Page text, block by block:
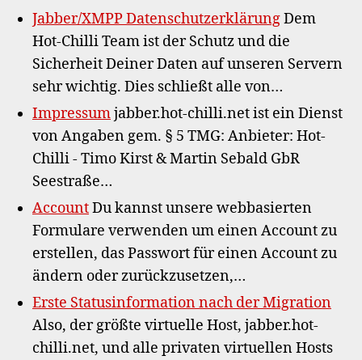
Jabber/XMPP DatenschutzerklärungDem
Hot-Chilli Team ist der Schutz und die
Sicherheit Deiner Daten auf unseren Servern
sehr wichtig. Dies schließt alle von…
Impressumjabber.hot-chilli.net ist ein Dienst
von Angaben gem. § 5 TMG: Anbieter: Hot-
Chilli - Timo Kirst & Martin Sebald GbR
Seestraße…
AccountDu kannst unsere webbasierten
Formulare verwenden um einen Account zu
erstellen, das Passwort für einen Account zu
ändern oder zurückzusetzen,…
Erste Statusinformation nach der Migration
Also, der größte virtuelle Host, jabber.hot-
chilli.net, und alle privaten virtuellen Hosts